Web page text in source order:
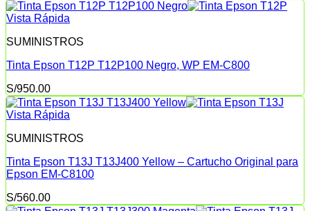
Vista Rápida
SUMINISTROS
Tinta Epson T12P T12P100 Negro, WP EM-C800
S/950.00
Vista Rápida
SUMINISTROS
Tinta Epson T13J T13J400 Yellow – Cartucho Original para
Epson EM-C8100
S/560.00